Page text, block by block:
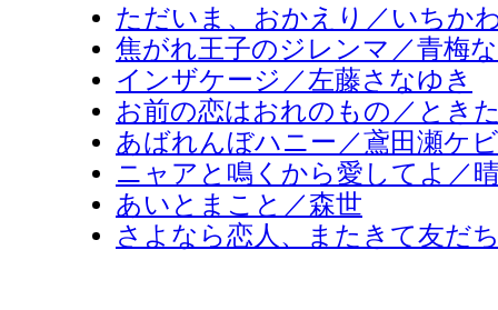
ただいま、おかえり／いちか
焦がれ王子のジレンマ／青梅
インザケージ／左藤さなゆき
お前の恋はおれのもの／とき
あばれんぼハニー／鳶田瀬ケ
ニャアと鳴くから愛してよ／
あいとまこと／森世
さよなら恋人、またきて友だ